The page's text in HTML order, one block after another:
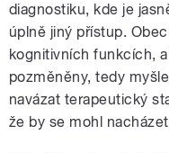
diagnostiku, kde je
úplně jiný přístup.
kognitivních funkcích,
pozměněny, tedy
navázat terapeutický
že by se mohl